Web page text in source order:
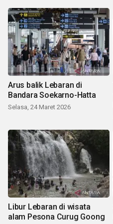
Arus balik Lebaran di
Bandara Soekarno-Hatta
Selasa, 24 Maret 2026
Libur Lebaran di wisata
alam Pesona Curug Goong